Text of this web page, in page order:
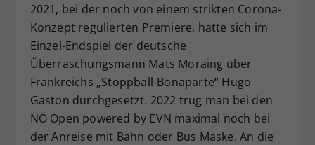
2021, bei der noch von einem strikten Corona-
Konzept regulierten Premiere, hatte sich im
Einzel-Endspiel der deutsche
Überraschungsmann Mats Moraing über
Frankreichs „Stoppball-Bonaparte“ Hugo
Gaston durchgesetzt. 2022 trug man bei den
NÖ Open powered by EVN maximal noch bei
der Anreise mit Bahn oder Bus Maske. An die